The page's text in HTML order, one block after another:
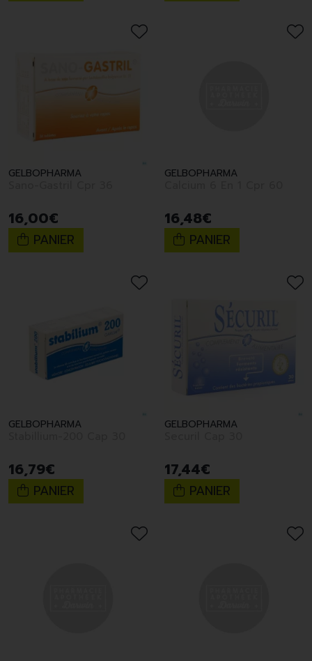
GELBOPHARMA
16,00€
PANIER
GELBOPHARMA
16,48€
PANIER
GELBOPHARMA
16,79€
PANIER
GELBOPHARMA
17,44€
PANIER